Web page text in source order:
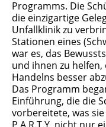
Programms. Die
die einzigartige
Unfallklinik zu
Stationen eines
war es, das
und ihnen zu helfen,
Handelns besser
Das Programm
Einführung, die die
vorbereitete, was